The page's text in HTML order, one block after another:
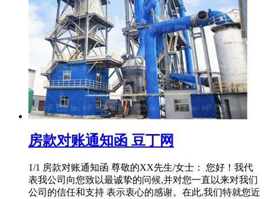
房款对账通知函 豆丁网
1/1 房款对账通知函 尊敬的XX先生/女士： 您好！我代
表我公司向您致以最诚挚的问候,并对您一直以来对我们
公司的信任和支持 表示衷心的感谢。在此,我们特就您近